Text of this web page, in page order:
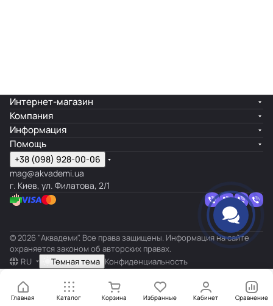
Главная Каталог Корзина Избранные Кабинет Сравнение
Интернет-магазин
Компания
Информация
Помощь
+38 (098) 928-00-06
mag@akvademi.ua
г. Киев, ул. Филатова, 2/1
© 2026 "Аквадеми". Все права защищены. Информация на сайте
охраняется законом об авторских правах.
RU
Темная тема Конфиденциальность